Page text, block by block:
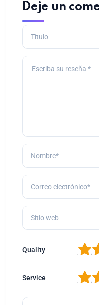
Deje un
Quality 2
Service 2